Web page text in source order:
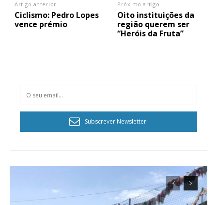
Artigo anterior
Ciclismo: Pedro Lopes
vence prémio
Próximo artigo
Oito instituições da
região querem ser
“Heróis da Fruta”
Subscrever Newsletter!